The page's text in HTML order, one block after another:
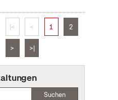
|< < 1 2
> >|
Suchen